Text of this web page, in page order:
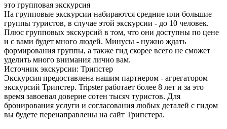
это групповая экскурсия
На групповые экскурсии набираются средние или большие
группы туристов, в случае этой экскурсии - до 10 человек.
Плюс групповых экскурсий в том, что они доступны по цене
и с вами будет много людей. Минусы - нужно ждать
формирования группы, а также гид скорее всего не сможет
уделить много внимания лично вам.
Источник экскурсии: Трипстер
Экскурсия предоставлена нашим партнером - агрегатором
экскурсий Трипстер. Tripster работает более 8 лет и за это
время завоевал доверие сотен тысяч туристов. Для
бронирования услуги и согласования любых деталей с гидом
вы будете перенаправлены на сайт Трипстера.